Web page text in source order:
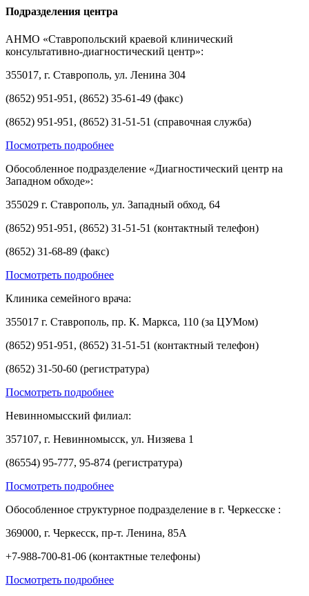
Подразделения центра
АНМО «Ставропольский краевой клинический
консультативно-диагностический центр»:
355017, г. Ставрополь, ул. Ленина 304
(8652) 951-951, (8652) 35-61-49 (факс)
(8652) 951-951, (8652) 31-51-51 (справочная служба)
Посмотреть подробнее
Обособленное подразделение «Диагностический центр на
Западном обходе»:
355029 г. Ставрополь, ул. Западный обход, 64
(8652) 951-951, (8652) 31-51-51 (контактный телефон)
(8652) 31-68-89 (факс)
Посмотреть подробнее
Клиника семейного врача:
355017 г. Ставрополь, пр. К. Маркса, 110 (за ЦУМом)
(8652) 951-951, (8652) 31-51-51 (контактный телефон)
(8652) 31-50-60 (регистратура)
Посмотреть подробнее
Невинномысский филиал:
357107, г. Невинномысск, ул. Низяева 1
(86554) 95-777, 95-874 (регистратура)
Посмотреть подробнее
Обособленное структурное подразделение в г. Черкесске :
369000, г. Черкесск, пр-т. Ленина, 85А
+7-988-700-81-06 (контактные телефоны)
Посмотреть подробнее